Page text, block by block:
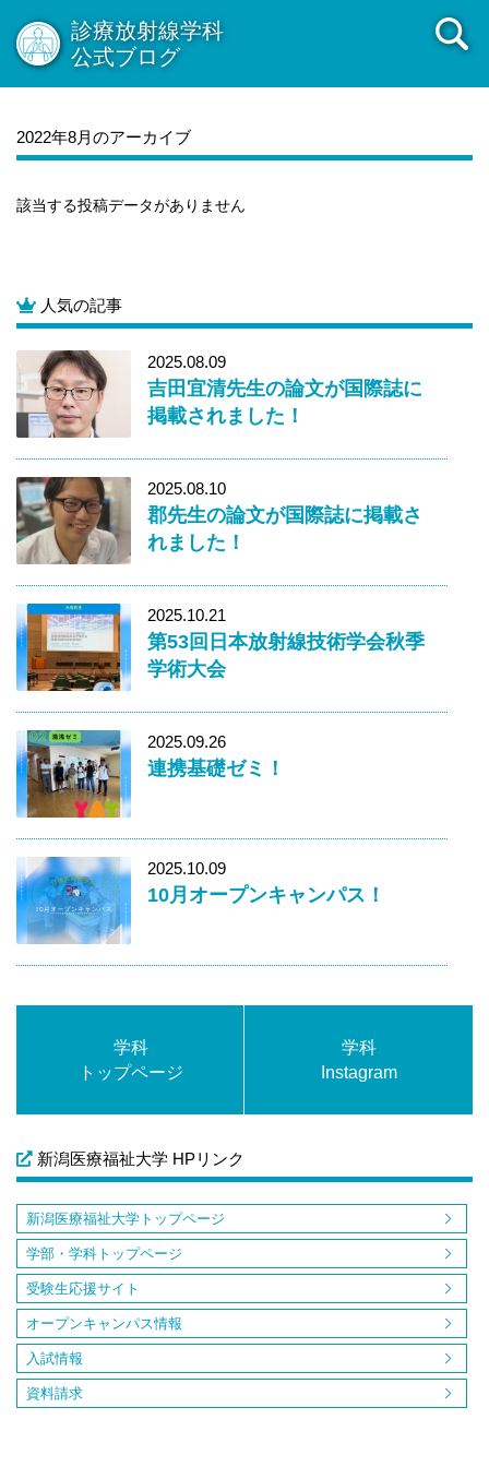
診療放射線学科
公式ブログ
2022年8月のアーカイブ
該当する投稿データがありません
人気の記事
2025.08.09
吉田宜清先生の論文が国際誌に
掲載されました！
2025.08.10
郡先生の論文が国際誌に掲載さ
れました！
2025.10.21
第53回日本放射線技術学会秋季
学術大会
2025.09.26
連携基礎ゼミ！
2025.10.09
10月オープンキャンパス！
学科
トップページ
学科
Instagram
新潟医療福祉大学 HPリンク
新潟医療福祉大学トップページ
学部・学科トップページ
受験生応援サイト
オープンキャンパス情報
入試情報
資料請求